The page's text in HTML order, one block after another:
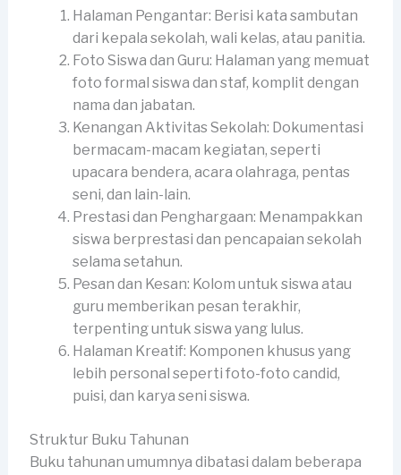
Halaman Pengantar: Berisi kata sambutan
dari kepala sekolah, wali kelas, atau panitia.
Foto Siswa dan Guru: Halaman yang memuat
foto formal siswa dan staf, komplit dengan
nama dan jabatan.
Kenangan Aktivitas Sekolah: Dokumentasi
bermacam-macam kegiatan, seperti
upacara bendera, acara olahraga, pentas
seni, dan lain-lain.
Prestasi dan Penghargaan: Menampakkan
siswa berprestasi dan pencapaian sekolah
selama setahun.
Pesan dan Kesan: Kolom untuk siswa atau
guru memberikan pesan terakhir,
terpenting untuk siswa yang lulus.
Halaman Kreatif: Komponen khusus yang
lebih personal seperti foto-foto candid,
puisi, dan karya seni siswa.
Struktur Buku Tahunan
Buku tahunan umumnya dibatasi dalam beberapa